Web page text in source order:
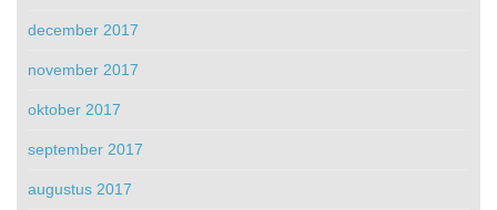
december 2017
november 2017
oktober 2017
september 2017
augustus 2017